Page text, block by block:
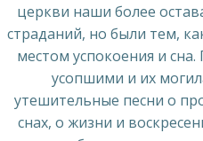
церкви наши более
страданий, но были тем,
местом успокоения и
усопшими и их
утешительные песни о
снах, о жизни и